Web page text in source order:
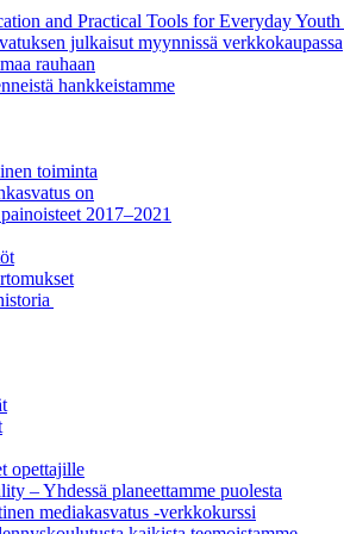
and Practical Tools for Everyday
julkaisut myynnissä verkkokaupassa
rauhaan
hankkeistamme
toiminta
on
2017–2021
opettajille
– Yhdessä planeettamme puolesta
mediakasvatus -verkkokurssi